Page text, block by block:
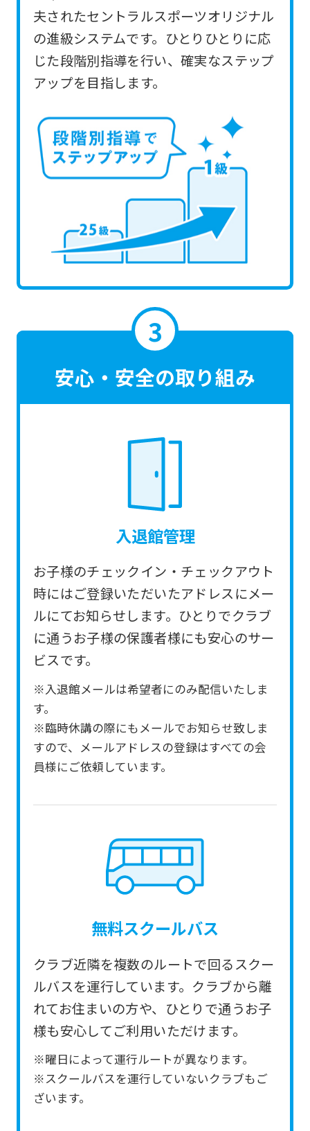
夫されたセントラルスポーツオリジナル
の進級システムです。ひとりひとりに応
じた段階別指導を行い、確実なステップ
アップを目指します。
安心・安全の取り組み
入退館管理
お子様のチェックイン・チェックアウト
時にはご登録いただいたアドレスにメー
ルにてお知らせします。ひとりでクラブ
に通うお子様の保護者様にも安心のサー
ビスです。
※入退館メールは希望者にのみ配信いたしま
す。
※臨時休講の際にもメールでお知らせ致しま
すので、メールアドレスの登録はすべての会
員様にご依頼しています。
無料スクールバス
クラブ近隣を複数のルートで回るスクー
ルバスを運行しています。クラブから離
れてお住まいの方や、ひとりで通うお子
様も安心してご利用いただけます。
※曜日によって運行ルートが異なります。
※スクールバスを運行していないクラブもご
ざいます。
you
use
an
automatic
translation
service,
the
Japanese
version
of
this
website
be
translated
mechanically,
it
may
be
an
translation.
The
may
differ
from
the
content.
ask
that
fully
this
before
using
service.
Automatic